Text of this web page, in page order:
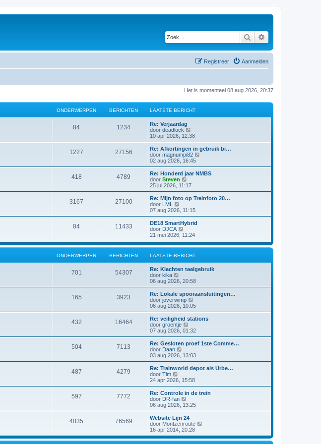
Zoek
Aanmelden
Registreer
Het is momenteel 08 aug 2026, 20:37
ONDERWERPEN BERICHTEN LAATSTE BERICHT
84 1234
Re: Verjaardag
door deadlock
e
k
j
k
a
t
e
e
r
i
h
t
10 apr 2026, 12:38
1227 27156
Re: Afkortingen in gebruik bi…
door magnumpi82
k
i
a
a
r
i
t
02 aug 2026, 16:45
418 4789
Re: Honderd jaar NMBS
door Steven
e
k
i
k
a
a
s
t
e
b
e
r
c
h
t
25 jul 2026, 11:17
3167 27100
Re: Mijn foto op Treinfoto 20…
door LML
k
i
j
k
l
a
t
s
t
b
e
r
i
h
t
07 aug 2026, 11:15
84 11433
DE18 SmartHybrid
door DJCA
e
i
k
l
a
t
s
t
e
b
e
r
i
c
h
21 mei 2026, 11:24
ONDERWERPEN BERICHTEN LAATSTE BERICHT
701 54307
Re: Klachten taalgebruik
door kika
e
k
i
j
k
l
a
a
t
s
e
b
e
r
i
h
t
06 aug 2026, 20:58
165 3923
Re: Lokale spooraansluitingen…
door joverwimp
e
k
i
k
a
t
s
e
e
r
i
h
t
06 aug 2026, 10:05
432 16464
Re: veiligheid stations
door groentje
e
k
i
k
a
a
t
s
e
e
r
i
c
h
t
07 aug 2026, 01:32
504 7113
Re: Gesloten proef 1ste Comme…
door Daan
e
k
i
k
a
a
t
s
e
b
e
r
03 aug 2026, 13:03
487 4279
Re: Trainworld depot als Urbe…
door Tim
e
k
i
j
k
a
a
t
s
t
24 apr 2026, 15:58
597 7772
Re: Controle in de trein
door DR-fan
e
k
i
j
k
a
06 aug 2026, 13:25
4035 76569
Website Lijn 24
door Montzenroute
k
i
16 apr 2014, 20:28